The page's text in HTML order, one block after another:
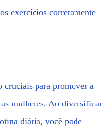
exercícios corretamente
cruciais para promover a
as mulheres. Ao diversificar
diária, você pode